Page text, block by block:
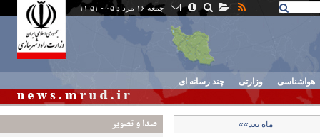
جمعه ۱۶ مرداد ۰۵ - ۱۱:۵۱
هواشناسی وزارتی چند رسانه ای
صدا و تصوير ماه بعد»»